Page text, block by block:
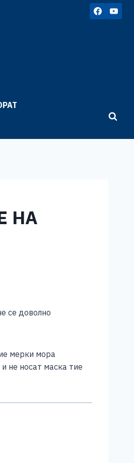
НА
се доволно
мерки мора
не носат маска тие